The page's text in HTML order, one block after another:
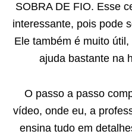
SOBRA DE FIO. Esse
interessante, pois pode
Ele também é muito
ajuda bastante na
O passo a passo
vídeo, onde eu, a
ensina tudo em